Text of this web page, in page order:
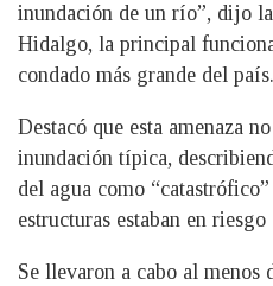
inundación de un río”, dijo
Hidalgo, la principal
condado más grande del país.
Destacó que esta amenaza
inundación típica,
del agua como
estructuras estaban en
Se llevaron a cabo al menos